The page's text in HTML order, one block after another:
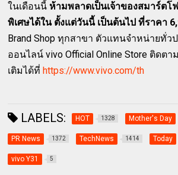
ในเดือนนี้ ห้ามพลาดเป็นเจ้าของสมาร์ตโ
พิเศษได้ใน ตั้งแต่วันนี้ เป็นต้นไป ที่ราคา
Brand Shop ทุกสาขา ตัวแทนจำหน่ายทั่ว
ออนไลน์ vivo Official Online Store ติดตา
เติมได้ที่https://www.vivo.com/th
LABELS: HOT 1328 Mother's Day
PR News 1372 TechNews 1414 Today
vivo Y31 5